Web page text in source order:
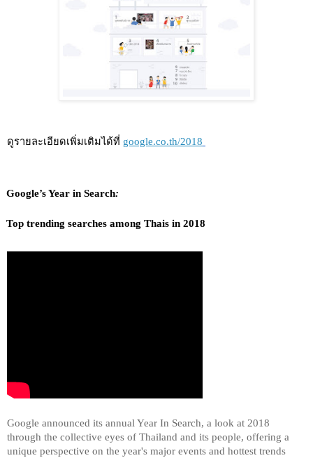
ดูรายละเอียดเพิ่มเติมได้ที่ google.co.th/2018
Google’s Year in Search:
Top trending searches among Thais in 2018
Google announced its annual Year In Search, a look at 2018
through the collective eyes of Thailand and its people, offering a
unique perspective on the year's major events and hottest trends